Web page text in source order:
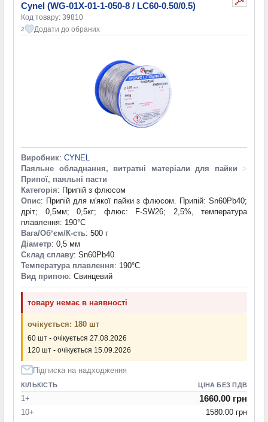
Cynel (WG-01X-01-1-050-8 / LC60-0.50/0.5)
Код товару: 39810
2 Додати до обраних
Виробник: CYNEL
Паяльне обладнання, витратні матеріали для пайки
>
Припої, паяльні пасти
Категорія: Припій з флюсом
Опис: Припій для м'якої пайки з флюсом. Припій: Sn60Pb40;
дріт; 0,5мм; 0,5кг; флюс: F-SW26; 2,5%, температура
плавлення: 190°С
Вага/Обʼєм/К-сть: 500 г
Діаметр: 0,5 мм
Склад сплаву: Sn60Pb40
Температура плавлення: 190°С
Вид припою: Свинцевий
товару немає в наявності
очікується: 180 шт
60 шт - очікується 27.08.2026
120 шт - очікується 15.09.2026
Підписка на надходження
КІЛЬКІСТЬ ЦІНА БЕЗ ПДВ
1+ 1660.00 грн
10+ 1580.00 грн